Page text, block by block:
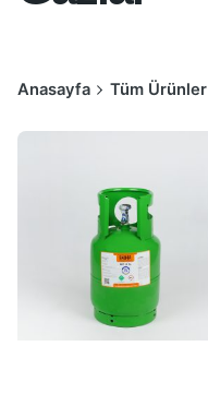
Anasayfa Tüm Ürünler